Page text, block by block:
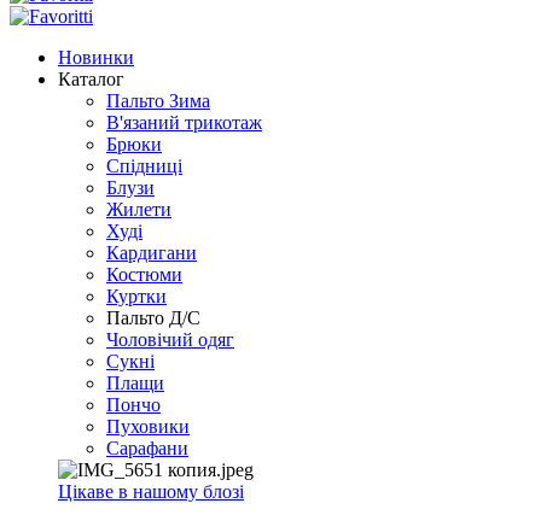
Новинки
Каталог
Пальто Зима
В'язаний трикотаж
Брюки
Спідниці
Блузи
Жилети
Худі
Кардигани
Костюми
Куртки
Пальто Д/С
Чоловічий одяг
Сукні
Плащи
Пончо
Пуховики
Сарафани
Цікаве в нашому блозі
XLSX